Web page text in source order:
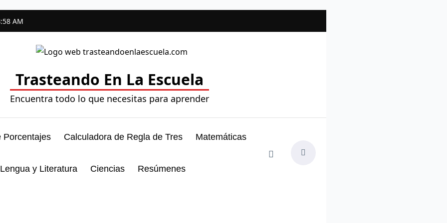
AM
Trasteando En La Escuela
Encuentra todo lo que necesitas para aprender
Porcentajes Calculadora de Regla de Tres Matemáticas
Lengua y Literatura Ciencias Resúmenes